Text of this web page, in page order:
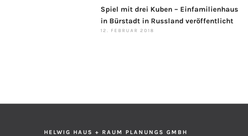
Spiel mit drei Kuben – Einfamilienhaus
in Bürstadt in Russland veröffentlicht
12. FEBRUAR 2018
HELWIG HAUS + RAUM PLANUNGS GMBH